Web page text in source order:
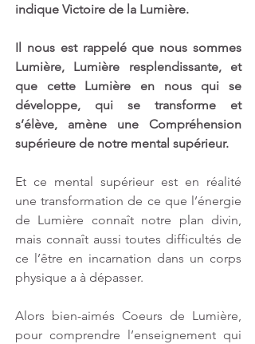
indique Victoire de la Lumière.
Il nous est rappelé que nous sommes
Lumière, Lumière resplendissante, et
que cette Lumière en nous qui se
développe, qui se transforme et
s’élève, amène une Compréhension
supérieure de notre mental supérieur.
Et ce mental supérieur est en réalité
une transformation de ce que l’énergie
de Lumière connaît notre plan divin,
mais connaît aussi toutes difficultés de
ce l’être en incarnation dans un corps
physique a à dépasser.
Alors bien-aimés Coeurs de Lumière,
pour comprendre l’enseignement qui